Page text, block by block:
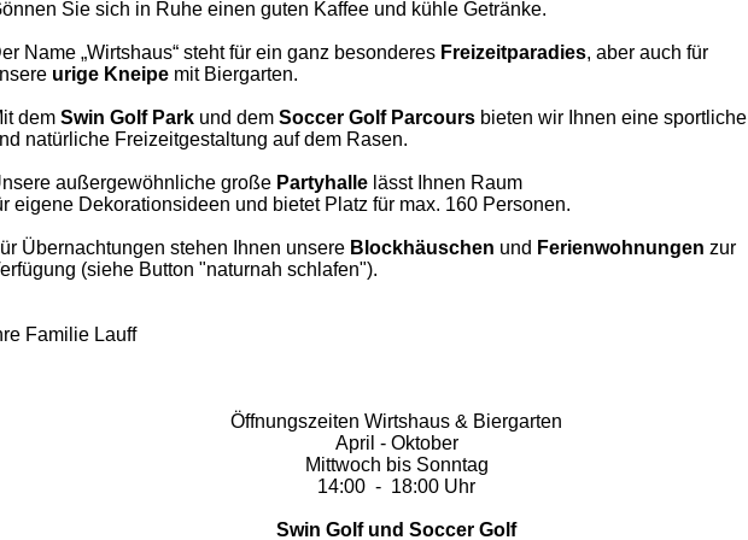
Sie sich in Ruhe einen guten Kaffee und kühle Getränke.
Name „Wirtshaus“ steht für ein ganz besonderes Freizeitparadies, aber auch für
urige Kneipe mit Biergarten.
dem Swin Golf Park und dem Soccer Golf Parcours bieten wir Ihnen eine sportliche
natürliche Freizeitgestaltung auf dem Rasen.
außergewöhnliche große Partyhalle lässt Ihnen Raum
eigene Dekorationsideen und bietet Platz für max. 160 Personen.
Übernachtungen stehen Ihnen unsere Blockhäuschen und Ferienwohnungen zur
(siehe Button "naturnah schlafen").
Familie Lauff
Öffnungszeiten Wirtshaus & Biergarten
April - Oktober
Mittwoch bis Sonntag
14:00 - 18:00 Uhr
Swin Golf und Soccer Golf